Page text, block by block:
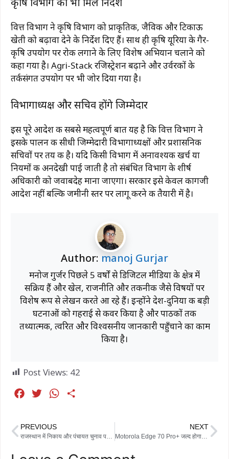
वित्त विभाग ने कृषि विभाग को प्राकृतिक, जैविक और टिकाऊ
खेती को बढ़ावा देने के निर्देश दिए हैं। साथ ही कृषि यूरिया के गैर-
कृषि उपयोग पर रोक लगाने के लिए विशेष अभियान चलाने को
कहा गया है। Agri-Stack रजिस्ट्रेशन बढ़ाने और उर्वरकों के
तर्कसंगत उपयोग पर भी जोर दिया गया है।
विभागाध्यक्ष और सचिव होंगे जिम्मेदार
इस पूरे आदेश की सबसे महत्वपूर्ण बात यह है कि वित्त विभाग ने
इसके पालन की सीधी जिम्मेदारी विभागाध्यक्षों और प्रशासनिक
सचिवों पर तय की है। यदि किसी विभाग में अनावश्यक खर्च या
नियमों की अनदेखी पाई जाती है तो संबंधित विभाग के शीर्ष
अधिकारी को जवाबदेह माना जाएगा। सरकार इसे केवल कागजी
आदेश नहीं बल्कि जमीनी स्तर पर लागू करने की तैयारी में है।
Author: manoj Gurjar
मनोज गुर्जर पिछले 5 वर्षों से डिजिटल मीडिया के क्षेत्र में
सक्रिय हैं और खेल, राजनीति और तकनीक जैसे विषयों पर
विशेष रूप से लेखन करते आ रहे हैं। इन्होंने देश-दुनिया की बड़ी
घटनाओं को गहराई से कवर किया है और पाठकों तक
तथ्यात्मक, त्वरित और विश्वसनीय जानकारी पहुँचाने का काम
किया है।
Post Views: 42
e
t
W
t
r
PREVIOUS
राजस्थान में निकाय और पंचायत चुनाव पर मंत्री झाबर सिंह खर्रा का बड़ा बयान, बोले- चुनाव कराने को पूरी तरह तैयार सरकार
NEXT
Motorola Edge 70 Pro+ जल्द होगा भारत में लॉन्च, 50MP ट्रिपल कैमरा और 16GB RAM के साथ देगा एंट्री